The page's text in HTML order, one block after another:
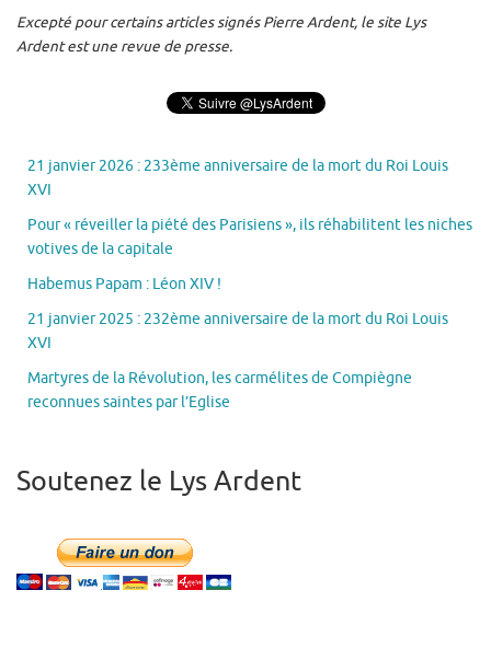
Excepté pour certains articles signés Pierre Ardent, le site Lys
Ardent est une revue de presse.
21 janvier 2026 : 233ème anniversaire de la mort du Roi Louis
XVI
Pour « réveiller la piété des Parisiens », ils réhabilitent les niches
votives de la capitale
Habemus Papam : Léon XIV !
21 janvier 2025 : 232ème anniversaire de la mort du Roi Louis
XVI
Martyres de la Révolution, les carmélites de Compiègne
reconnues saintes par l’Eglise
Soutenez le Lys Ardent